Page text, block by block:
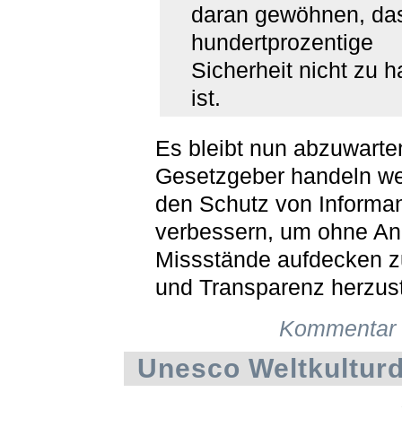
daran gewöhnen,
hundertprozentige
Sicherheit nicht zu
ist.
Es bleibt nun
Gesetzgeber handeln
den Schutz von
verbessern, um ohne
Missstände aufdecken
und Transparenz
Unesco